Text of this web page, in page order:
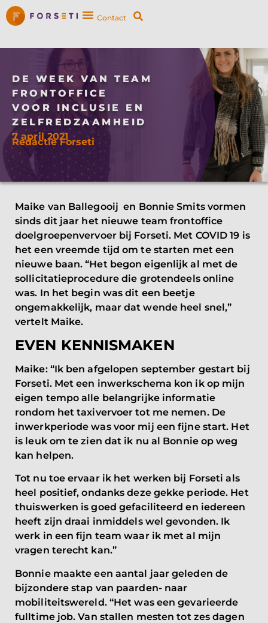
Contact
DE WEEK VAN TEAM
FRONTOFFICE
VOOR INCLUSIE EN
ZELFREDZAAMHEID
7 april 2021
Redactie Forseti
Maike van Ballegooij en Bonnie Smits vormen
sinds dit jaar het nieuwe team frontoffice
doelgroepenvervoer bij Forseti. Met COVID 19 is
het een vreemde tijd om te starten met een
nieuwe baan. “Het begon eigenlijk al met de
sollicitatieprocedure die grotendeels online
was. In het begin was dit een beetje
ongemakkelijk, maar dat wende heel snel,”
vertelt Maike.
EVEN KENNISMAKEN
Maike: “Ik ben afgelopen september gestart bij
Forseti. Met een inwerkschema kon ik op mijn
eigen tempo alle belangrijke informatie
rondom het taxivervoer tot me nemen. De
inwerkperiode was voor mij een fijne start. Het
is leuk om te zien dat ik nu al Bonnie op weg
kan helpen.
Tot nu toe ervaar ik het werken bij Forseti als
heel positief, ondanks deze gekke periode. Het
thuiswerken is goed gefaciliteerd en iedereen
heeft zijn draai inmiddels wel gevonden. Ik
werk in een fijn team waar ik met al mijn
vragen terecht kan.”
Bonnie maakte een aantal jaar geleden de
bijzondere stap van paarden- naar
mobiliteitswereld. “Het was een gevarieerde
fulltime job. Van stallen mesten tot zes dagen